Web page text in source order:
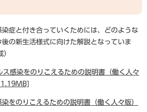
症と付き合っていくためには、どのような
の新生活様式に向けた解説となっていま
ス感染をのりこえるための説明書（働く人々
をのりこえるための説明書（働く人々版）